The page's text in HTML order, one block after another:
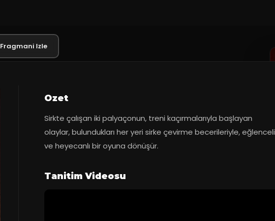
Fragmani Izle
Ozet
Sirkte çalışan iki palyaçonun, treni kaçırmalarıyla başlayan
olaylar, bulundukları her yeri sirke çevirme becerileriyle, eğlenceli
ve heyecanlı bir oyuna dönüşür.
Tanitim Videosu